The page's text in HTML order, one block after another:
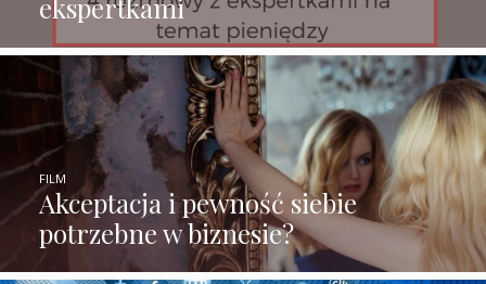
ekspertkami
Akceptacja i pewność siebie
potrzebne w biznesie?
FILM